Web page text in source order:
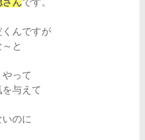
さんです。
んですが
と
って
与えて
のに